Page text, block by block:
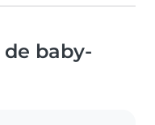
baby-